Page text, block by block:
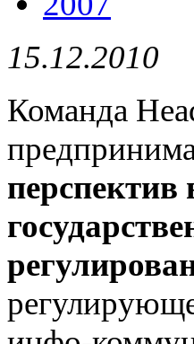
15.12.2010
Команда
перспектив